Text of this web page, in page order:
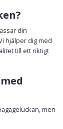
din
hjälper dig med
till ett riktigt
men